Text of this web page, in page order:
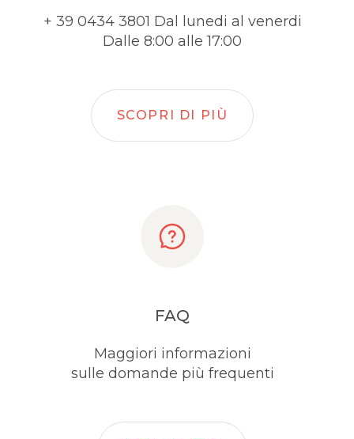
+ 39 0434 3801 Dal lunedi al venerdi
Dalle 8:00 alle 17:00
SCOPRI DI PIÙ
FAQ
Maggiori informazioni
sulle domande più frequenti